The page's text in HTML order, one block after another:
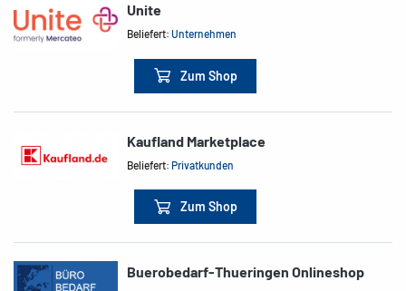
Unite
Beliefert:Unternehmen
Zum Shop
Kaufland Marketplace
Beliefert:Privatkunden
Zum Shop
Buerobedarf-Thueringen Onlineshop